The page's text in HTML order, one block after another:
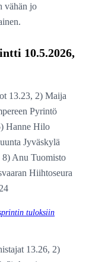
vähän jo
10.5.2026,
13.23, 2) Maija
Pyrintö
Hanne Hilo
Jyväskylä
Anu Tuomisto
Hiihtoseura
tuloksiin
13.26, 2)